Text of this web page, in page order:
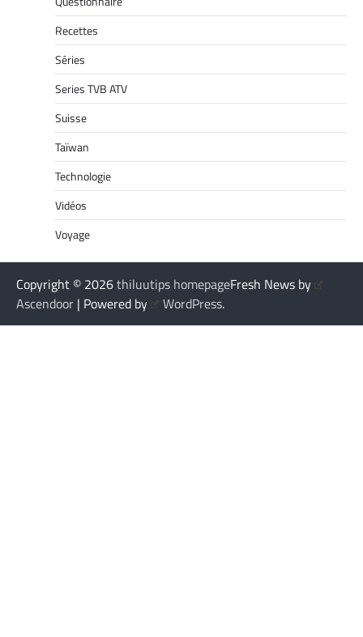
Recettes
Séries
Series TVB ATV
Suisse
Taïwan
Technologie
Vidéos
Voyage
Copyright © 2026thiluutips homepageFresh News by
Ascendoor | Powered by WordPress.